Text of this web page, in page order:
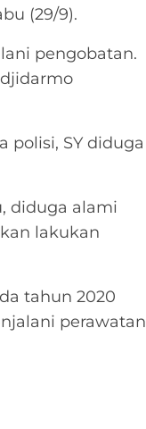
(29/9).
pengobatan.
polisi, SY diduga
diduga alami
lakukan
tahun 2020
perawatan